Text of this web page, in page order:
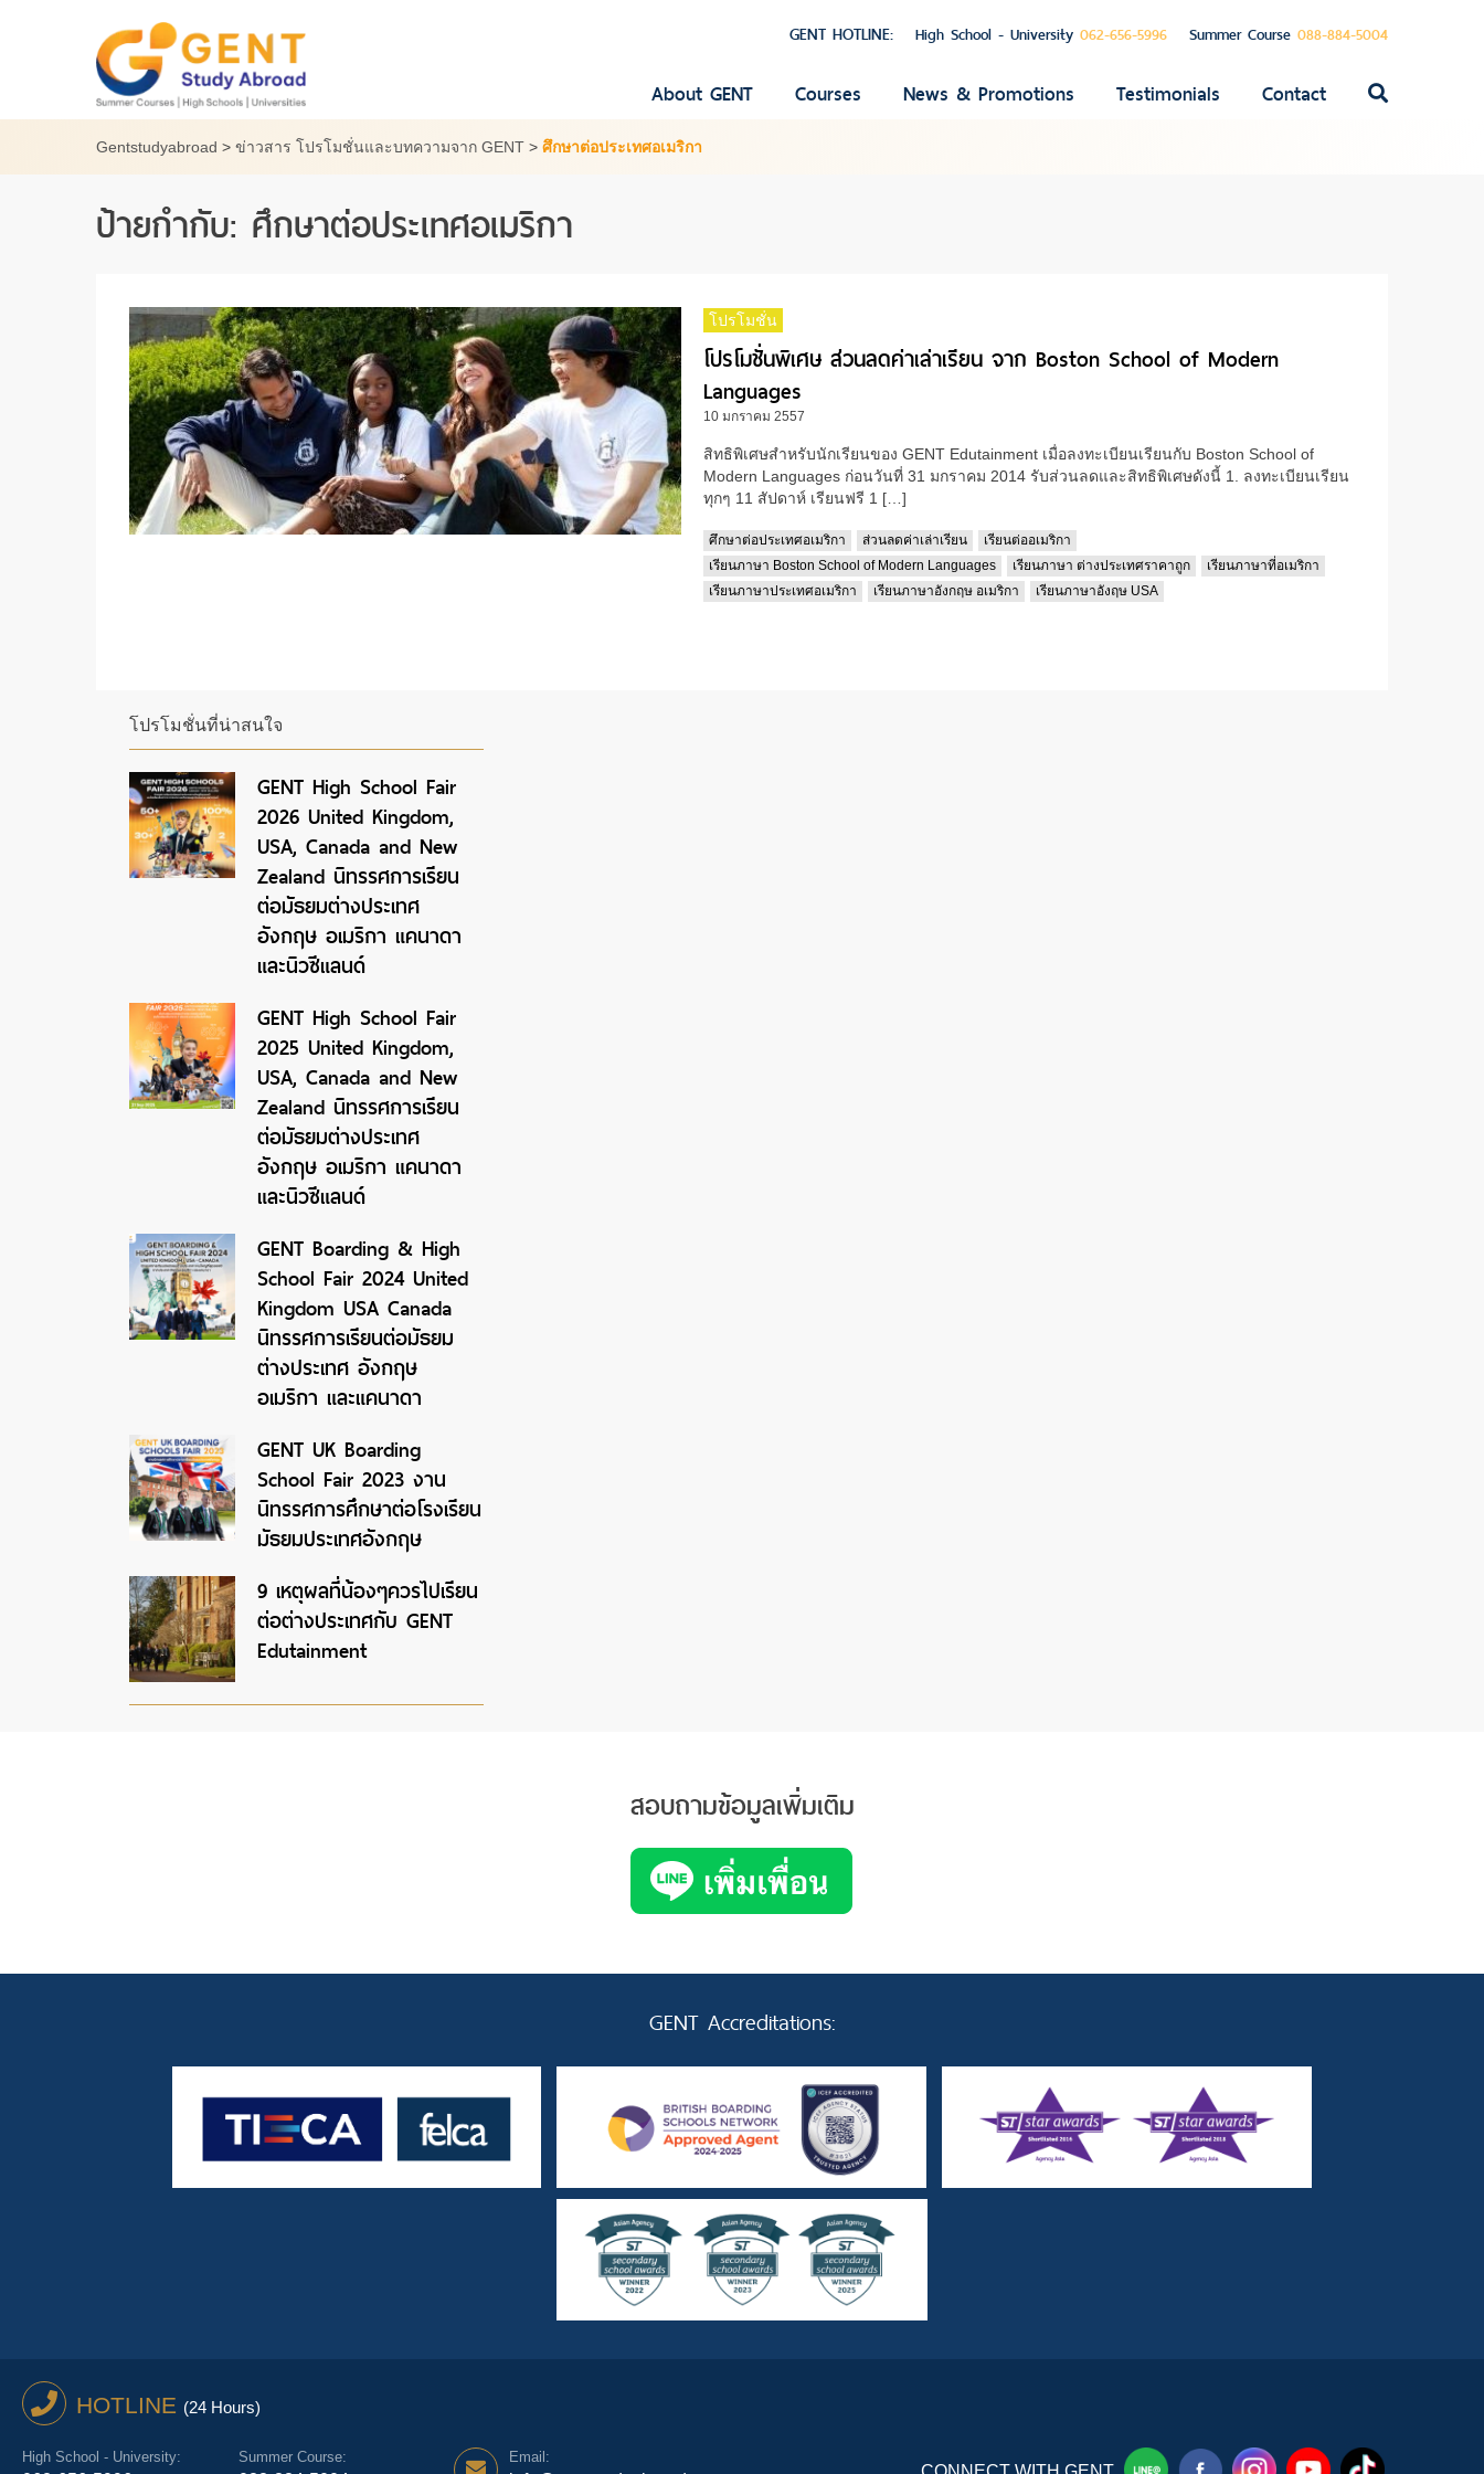
GENT HOTLINE: High School - University 062-656-5996 Summer Course 088-884-5004
About GENT Courses News & Promotions Testimonials Contact
Gentstudyabroad > ข่าวสาร โปรโมชั่นและบทความจาก GENT > ศึกษาต่อประเทศอเมริกา
ป้ายกำกับ: ศึกษาต่อประเทศอเมริกา
โปรโมชั่น
โปรโมชั่นพิเศษ ส่วนลดค่าเล่าเรียน จาก Boston School of Modern
Languages
10 มกราคม 2557
สิทธิพิเศษสำหรับนักเรียนของ GENT Edutainment เมื่อลงทะเบียนเรียนกับ Boston School of
Modern Languages ก่อนวันที่ 31 มกราคม 2014 รับส่วนลดและสิทธิพิเศษดังนี้ 1. ลงทะเบียนเรียน
ทุกๆ 11 สัปดาห์ เรียนฟรี 1 […]
ศึกษาต่อประเทศอเมริกา ส่วนลดค่าเล่าเรียน
เรียนต่ออเมริกา
เรียนภาษา Boston School of Modern Languages
เรียนภาษา ต่างประเทศราคาถูก
เรียนภาษาที่อเมริกา
เรียนภาษาประเทศอเมริกา
เรียนภาษาอังกฤษ อเมริกา เรียนภาษาอังฤษ USA
โปรโมชั่นที่น่าสนใจ
GENT High School Fair
2026 United Kingdom,
USA, Canada and New
Zealand นิทรรศการเรียน
ต่อมัธยมต่างประเทศ
อังกฤษ อเมริกา แคนาดา
และนิวซีแลนด์
GENT High School Fair
2025 United Kingdom,
USA, Canada and New
Zealand นิทรรศการเรียน
ต่อมัธยมต่างประเทศ
อังกฤษ อเมริกา แคนาดา
และนิวซีแลนด์
GENT Boarding & High
School Fair 2024 United
Kingdom USA Canada
นิทรรศการเรียนต่อมัธยม
ต่างประเทศ อังกฤษ
อเมริกา และแคนาดา
GENT UK Boarding
School Fair 2023 งาน
นิทรรศการศึกษาต่อโรงเรียน
มัธยมประเทศอังกฤษ
9 เหตุผลที่น้องๆควรไปเรียน
ต่อต่างประเทศกับ GENT
Edutainment
สอบถามข้อมูลเพิ่มเติม
GENT Accreditations:
HOTLINE (24 Hours)
High School - University: Summer Course: Email: